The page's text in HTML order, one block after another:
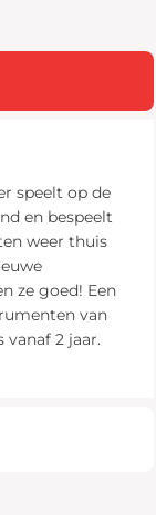
speelt op de
en bespeelt
weer thuis
ze goed! Een
van
vanaf 2 jaar.